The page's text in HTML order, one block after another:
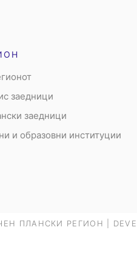
заедници
заедници
и образовни институции
РЕГИОН |